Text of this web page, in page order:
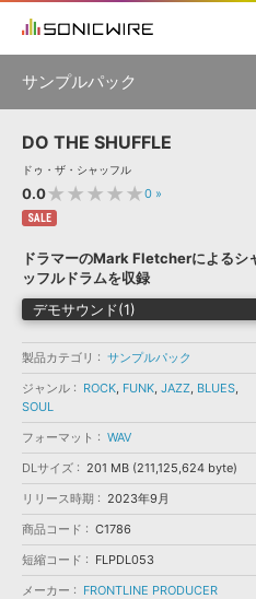
ソフト音源 »
プラグイン・エフェクト »
サンプルパック »
ソフトウェア／ツール »
DAW »
効果音 »
BGM »
特集 »
ニュースレター »
SONICWIREブログ »
製品サポート情報 »
DTMガイド »
FAQ »
お問い合わせ »
初音ミク NT 鏡音リン・レン V4X
KAITO V3
VIENNA
EZ DRUMMER 3
ELECTRONICA
EDM
ソフト音源 プラグイン・エ
ソフトウェア／ツール
サンプルパック
製品一覧
メーカー
フォーマット
ランキング
DO THE SHUFFLE
ドゥ・ザ・シャッフル
0.0★★★★★0 »
SALE
ドラマーのMark Fletcherによるシ
ッフルドラムを収録
デモサウンド(1)
製品カテゴリ
サンプルパック
ジャンル
ROCK, FUNK, JAZZ, BLUES,
SOUL
フォーマット
WAV
DLサイズ
201 MB (211,125,624 byte)
リリース時期
2023年9月
商品コード
C1786
短縮コード
FLPDL053
メーカー
FRONTLINE PRODUCER